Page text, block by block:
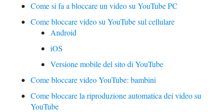
Come si fa a bloccare un video su YouTube PC
Come bloccare video su YouTube sul cellulare
Android
iOS
Versione mobile del sito di YouTube
Come bloccare video YouTube: bambini
Come bloccare la riproduzione automatica dei video su
YouTube